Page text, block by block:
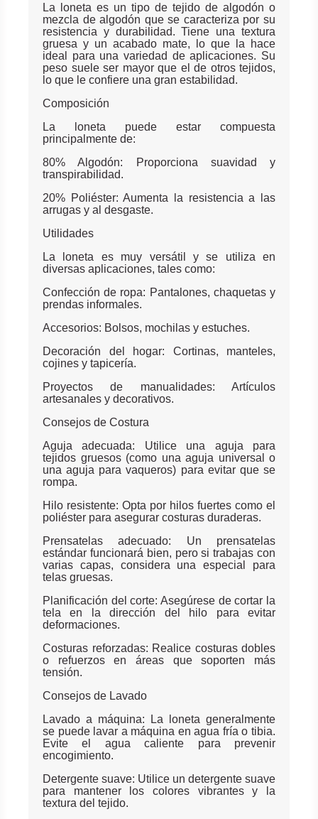
La loneta es un tipo de tejido de algodón o
mezcla de algodón que se caracteriza por su
resistencia y durabilidad. Tiene una textura
gruesa y un acabado mate, lo que la hace
ideal para una variedad de aplicaciones. Su
peso suele ser mayor que el de otros tejidos,
lo que le confiere una gran estabilidad.
Composición
La loneta puede estar compuesta
principalmente de:
80% Algodón: Proporciona suavidad y
transpirabilidad.
20% Poliéster: Aumenta la resistencia a las
arrugas y al desgaste.
Utilidades
La loneta es muy versátil y se utiliza en
diversas aplicaciones, tales como:
Confección de ropa: Pantalones, chaquetas y
prendas informales.
Accesorios: Bolsos, mochilas y estuches.
Decoración del hogar: Cortinas, manteles,
cojines y tapicería.
Proyectos de manualidades: Artículos
artesanales y decorativos.
Consejos de Costura
Aguja adecuada: Utilice una aguja para
tejidos gruesos (como una aguja universal o
una aguja para vaqueros) para evitar que se
rompa.
Hilo resistente: Opta por hilos fuertes como el
poliéster para asegurar costuras duraderas.
Prensatelas adecuado: Un prensatelas
estándar funcionará bien, pero si trabajas con
varias capas, considera una especial para
telas gruesas.
Planificación del corte: Asegúrese de cortar la
tela en la dirección del hilo para evitar
deformaciones.
Costuras reforzadas: Realice costuras dobles
o refuerzos en áreas que soporten más
tensión.
Consejos de Lavado
Lavado a máquina: La loneta generalmente
se puede lavar a máquina en agua fría o tibia.
Evite el agua caliente para prevenir
encogimiento.
Detergente suave: Utilice un detergente suave
para mantener los colores vibrantes y la
textura del tejido.